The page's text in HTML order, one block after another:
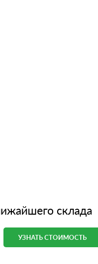
склада
УЗНАТЬ СТОИМОСТЬ